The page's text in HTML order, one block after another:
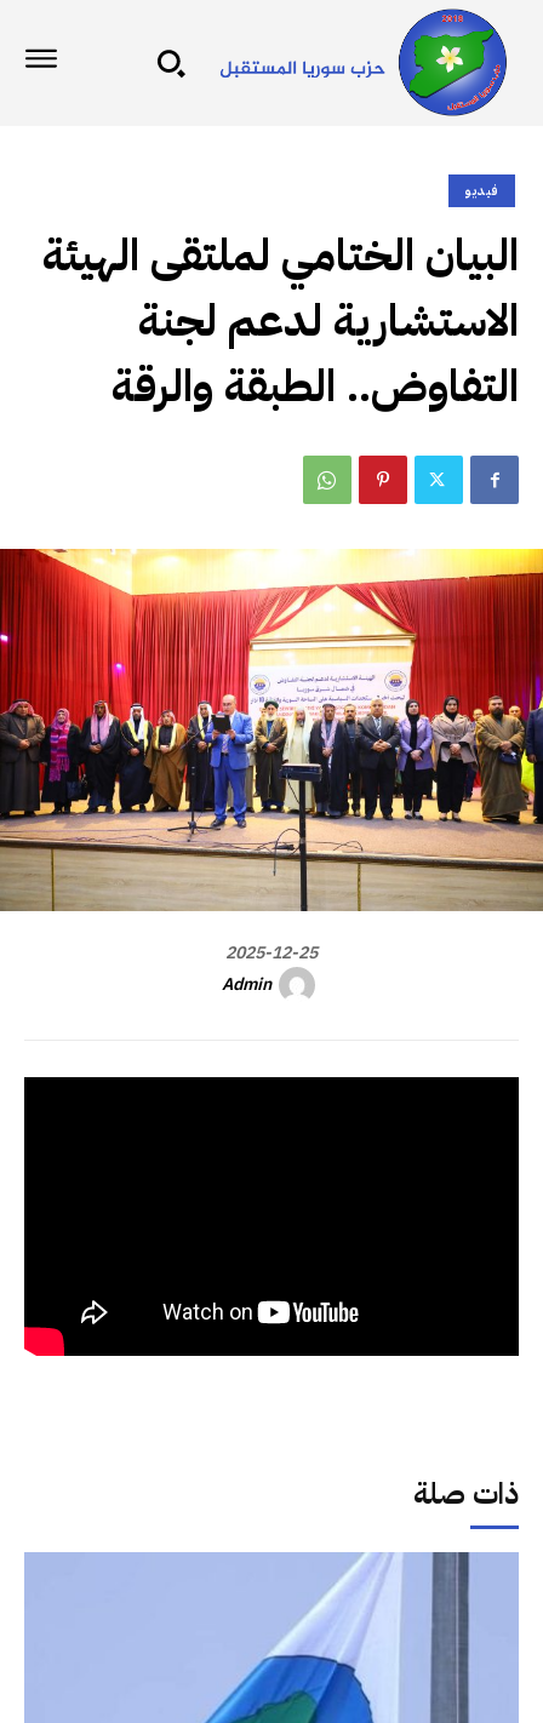
ذات صلة
فيديو
البيان الختامي لملتقى الهيئة
الاستشارية لدعم لجنة
التفاوض.. الطبقة والرقة
2025-12-25
Admin